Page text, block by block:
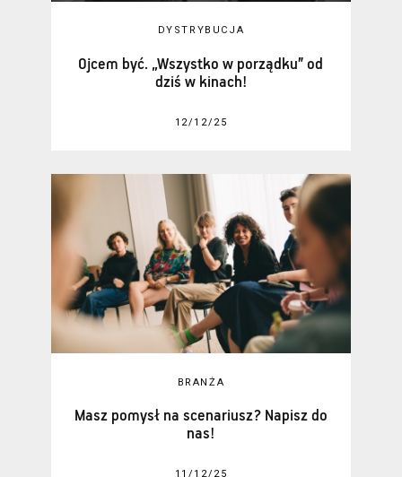
DYSTRYBUCJA
Ojcem być. „Wszystko w porządku” od
dziś w kinach!
12/12/25
BRANŻA
Masz pomysł na scenariusz? Napisz do
nas!
11/12/25